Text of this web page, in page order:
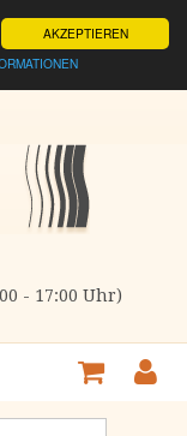
AKZEPTIEREN
- 17:00 Uhr)